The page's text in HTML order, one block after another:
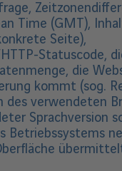
Time (GMT),
Seite),
Statuscode,
die
kommt (sog.
des verwendeten
Sprachversion
Betriebssystems